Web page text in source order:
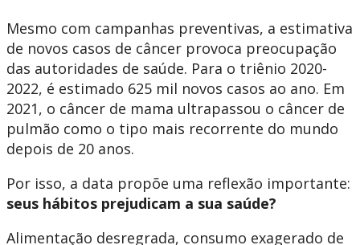
Mesmo com campanhas preventivas, a estimativa
de novos casos de câncer provoca preocupação
das autoridades de saúde. Para o triênio 2020-
2022, é estimado 625 mil novos casos ao ano. Em
2021, o câncer de mama ultrapassou o câncer de
pulmão como o tipo mais recorrente do mundo
depois de 20 anos.
Por isso, a data propõe uma reflexão importante:
seus hábitos prejudicam a sua saúde?
Alimentação desregrada, consumo exagerado de